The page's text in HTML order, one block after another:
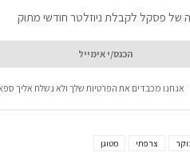
של פסקל לקבלת ניוזלטר חודשי מתוק
אנחנו מכבדים את הפרטיות שלך ולא נשלח אליך
צרפתי מטוגן